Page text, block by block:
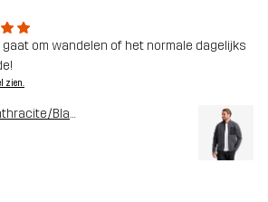
gaat om wandelen of het normale dagelijks
zien.
Anthracite/Black